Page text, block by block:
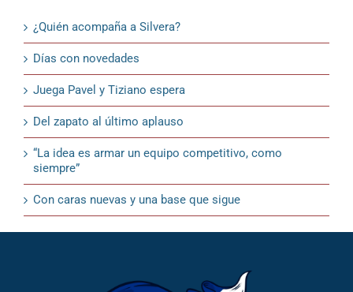
¿Quién acompaña a Silvera?
Días con novedades
Juega Pavel y Tiziano espera
Del zapato al último aplauso
“La idea es armar un equipo competitivo, como
siempre”
Con caras nuevas y una base que sigue